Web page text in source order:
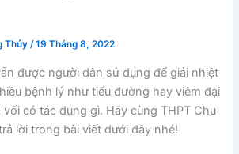
Thủy/19 Tháng 8, 2022
được người dân sử dụng để giải nhiệt
bệnh lý như tiểu đường hay viêm đại
vối có tác dụng gì. Hãy cùng THPT Chu
lời trong bài viết dưới đây nhé!